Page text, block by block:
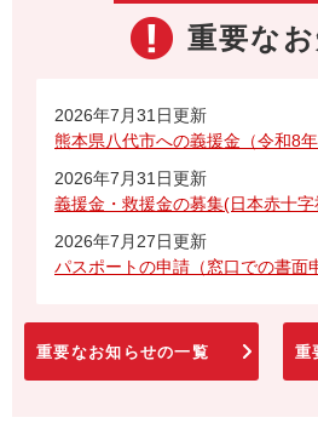
重要な
2026年7月31日更新
熊本県八代市への義援金（令和8年
2026年7月31日更新
義援金・救援金の募集(日本赤十字
2026年7月27日更新
パスポートの申請（窓口での書面
重要なお知らせの一覧 重